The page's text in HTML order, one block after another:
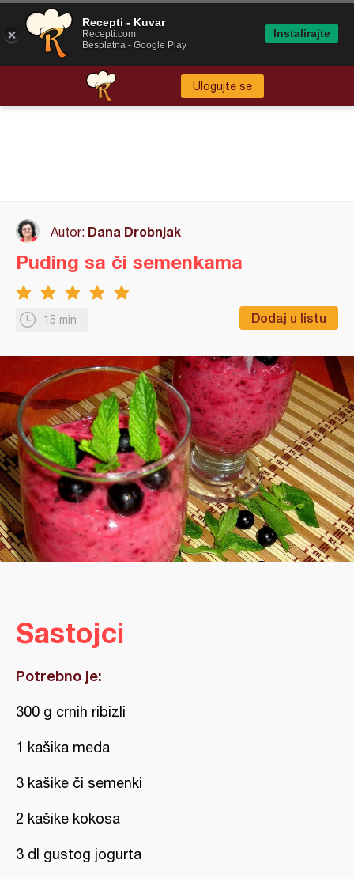
Ulogujte se
Autor: Dana Drobnjak
15 min Dodaj u listu
Puding sa či semenkama
Sastojci
Potrebno je:
300 g crnih ribizli
1 kašika meda
3 kašike či semenki
2 kašike kokosa
3 dl gustog jogurta
Recepti - Kuvar
Recepti.com
Besplatna - Google Play
Instalirajte